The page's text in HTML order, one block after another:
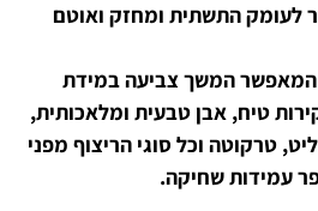
לעומק התשתית ומחזק ואוטם
המאפשר המשך צביעה במידת
טיח, אבן טבעית ומלאכותית,
טרקוטה וכל סוגי הריצוף מפני
עמידות שחיקה.